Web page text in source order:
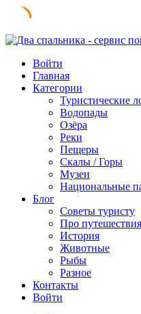
Skip
contentВойти
Главная
Категории
Туристические
Водопады
Озёра
Реки
Пещеры
Скалы / Горы
Музеи
Национальные
Блог
Советы туристу
Про путешествия
История
Животные
Рыбы
Разное
Контакты
Войти